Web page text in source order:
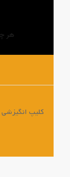
کلیپ انگیزشی